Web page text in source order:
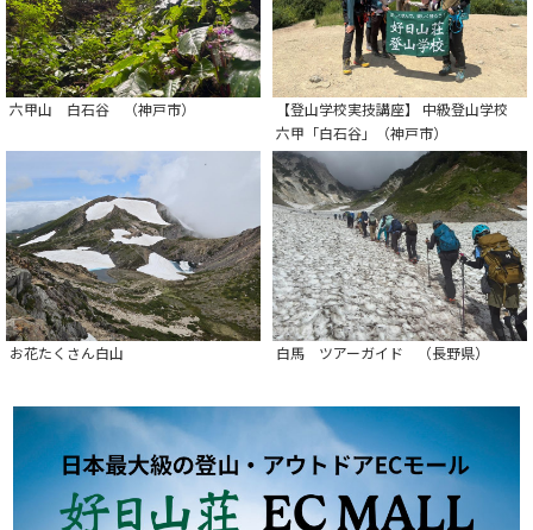
六甲山 白石谷 （神戸市）
【登山学校実技講座】 中級登山学校
六甲「白石谷」（神戸市）
お花たくさん白山 白馬 ツアーガイド （長野県）